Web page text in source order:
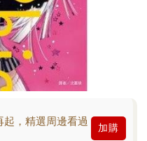
，精選周邊看過
加購